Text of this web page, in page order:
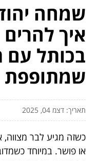
שמחה
איך
בכותל עם
שמתופפת
תאריך: דצמ 04, 2025
כשזה מגיע לבר
או פושר. במיוחד